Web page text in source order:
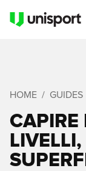
HOME GUIDES
CAPIRE